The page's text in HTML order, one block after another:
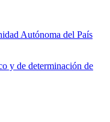
Autónoma del País
y de determinación de